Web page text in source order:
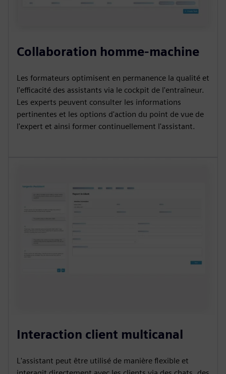
Collaboration homme-machine
Les formateurs optimisent en permanence la qualité et
l'efficacité des assistants via le cockpit de l'entraîneur.
Les experts peuvent consulter les informations
pertinentes et les options d'action du point de vue de
l'expert et ainsi former continuellement l'assistant.
Interaction client multicanal
L'assistant peut être utilisé de manière flexible et